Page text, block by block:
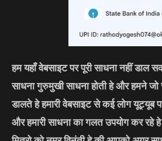
हम यहाँ वेबसाइट पर पूरी साधना नहीं डाल
साधना गुरुमुखी साधना होती हे और हमने जो
डालते हे हमारी वेबसाइट से कई लोग यूट्यूब
और हमारी साधना का गलत उपयोग कर